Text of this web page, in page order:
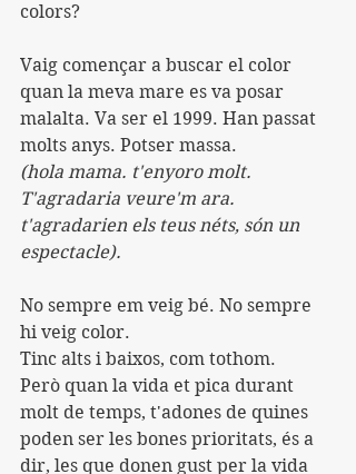
colors?
Vaig començar a buscar el color
quan la meva mare es va posar
malalta. Va ser el 1999. Han passat
molts anys. Potser massa.
(hola mama. t'enyoro molt.
T'agradaria veure'm ara.
t'agradarien els teus néts, són un
espectacle).
No sempre em veig bé. No sempre
hi veig color.
Tinc alts i baixos, com tothom.
Però quan la vida et pica durant
molt de temps, t'adones de quines
poden ser les bones prioritats, és a
dir, les que donen gust per la vida